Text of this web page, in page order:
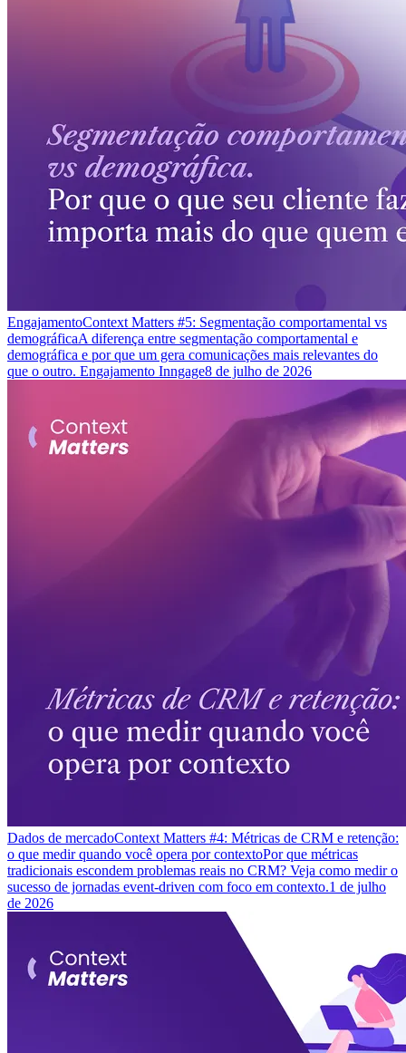
EngajamentoContext Matters #5: Segmentação comportamental vs
demográficaA diferença entre segmentação comportamental e
demográfica e por que um gera comunicações mais relevantes do
que o outro. Engajamento Inngage8 de julho de 2026
Dados de mercadoContext Matters #4: Métricas de CRM e retenção:
o que medir quando você opera por contextoPor que métricas
tradicionais escondem problemas reais no CRM? Veja como medir o
sucesso de jornadas event-driven com foco em contexto.1 de julho
de 2026